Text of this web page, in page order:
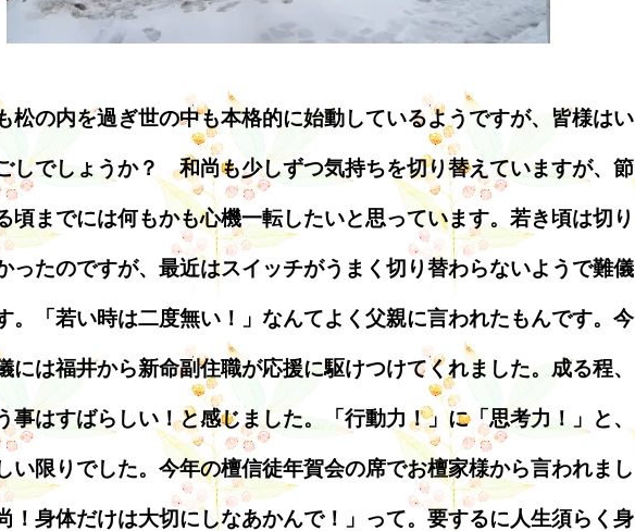
松の内を過ぎ世の中も本格的に始動しているようですが、皆様はい
しでしょうか？ 和尚も少しずつ気持ちを切り替えていますが、節
頃までには何もかも心機一転したいと思っています。若き頃は切り
ったのですが、最近はスイッチがうまく切り替わらないようで難儀
。「若い時は二度無い！」なんてよく父親に言われたもんです。今
には福井から新命副住職が応援に駆けつけてくれました。成る程、
事はすばらしい！と感じました。「行動力！」に「思考力！」と、
い限りでした。今年の檀信徒年賀会の席でお檀家様から言われまし
！身体だけは大切にしなあかんで！」って。要するに人生須らく身